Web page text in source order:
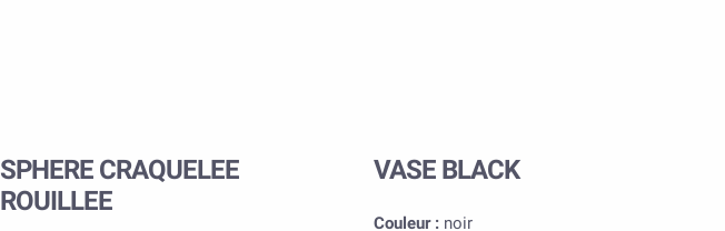
SPHERE CRAQUELEE
ROUILLEE
VASE BLACK
Couleur : noir